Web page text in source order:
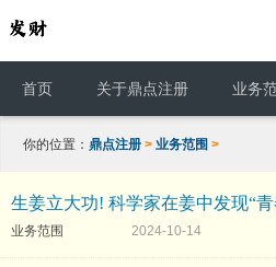
首页 关于鼎点注册 业务
你的位置： 鼎点注册 > 业务范围 >
生姜立大功! 科学家在姜中发现“
业务范围 2024-10-14